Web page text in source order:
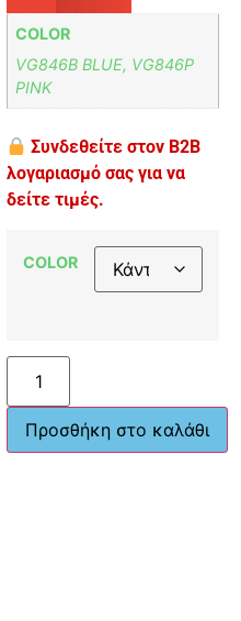
COLOR
VG846B BLUE, VG846P
PINK
Συνδεθείτε στον B2B
λογαριασμό σας για να
δείτε τιμές.
COLOR
Προσθήκη στο καλάθι